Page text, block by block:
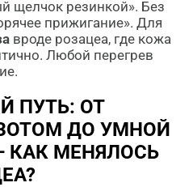
щелчок резинкой». Без
прижигание». Для
вроде розацеа, где кожа
Любой перегрев
ПУТЬ: ОТ
ДО УМНОЙ
КАК МЕНЯЛОСЬ